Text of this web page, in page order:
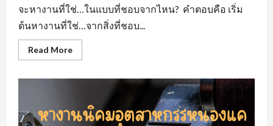
จะหางานที่ใช่…ในแบบที่ชอบจากไหน? คำตอบคือ เริ่ม
ต้นหางานที่ใช่…จากสิ่งที่ชอบ...
Read MoreRead
more
ใน
แบบ